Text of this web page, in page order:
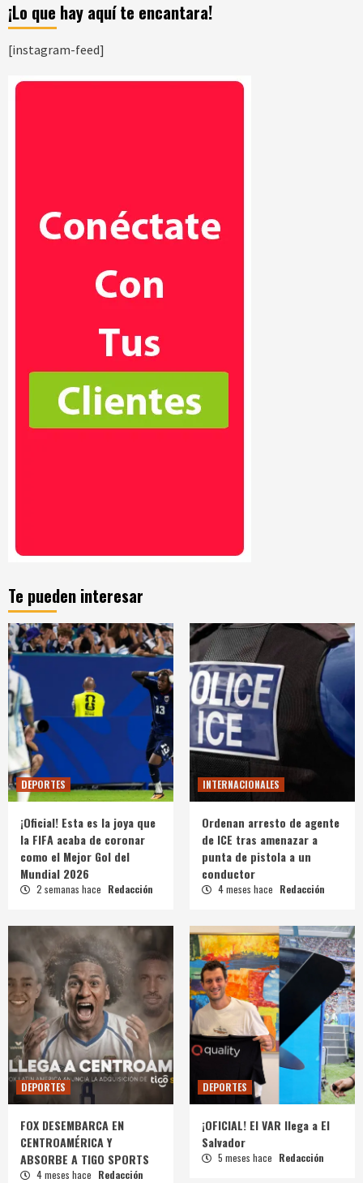
¡Lo que hay aquí te encantara!
[instagram-feed]
Te pueden interesar
DEPORTES
¡Oficial! Esta es la joya que
la FIFA acaba de coronar
como el Mejor Gol del
Mundial 2026
2 semanas hace Redacción
INTERNACIONALES
Ordenan arresto de agente
de ICE tras amenazar a
punta de pistola a un
conductor
4 meses hace Redacción
DEPORTES
FOX DESEMBARCA EN
CENTROAMÉRICA Y
ABSORBE A TIGO SPORTS
4 meses hace Redacción
DEPORTES
¡OFICIAL! El VAR llega a El
Salvador
5 meses hace Redacción